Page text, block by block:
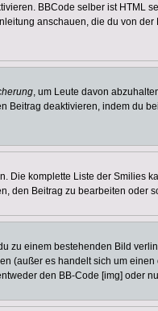
BBCode selber ist HTML
anschauen, die du von
, um Leute davon
Beitrag deaktivieren, indem du
Die komplette Liste der Smilies
den Beitrag zu bearbeiten oder
zu einem bestehenden Bild
(außer es handelt sich um
den BB-Code [img] oder